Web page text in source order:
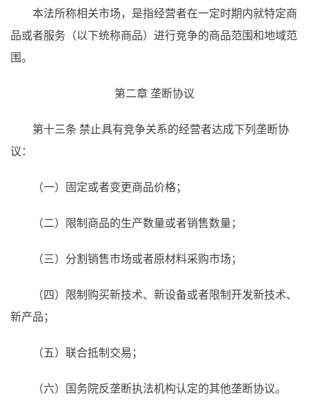
本法所称相关市场，是指经营者在一定时期内就特定商
品或者服务（以下统称商品）进行竞争的商品范围和地域范
围。
第二章 垄断协议
第十三条 禁止具有竞争关系的经营者达成下列垄断协
议：
（一）固定或者变更商品价格；
（二）限制商品的生产数量或者销售数量；
（三）分割销售市场或者原材料采购市场；
（四）限制购买新技术、新设备或者限制开发新技术、
新产品；
（五）联合抵制交易；
（六）国务院反垄断执法机构认定的其他垄断协议。